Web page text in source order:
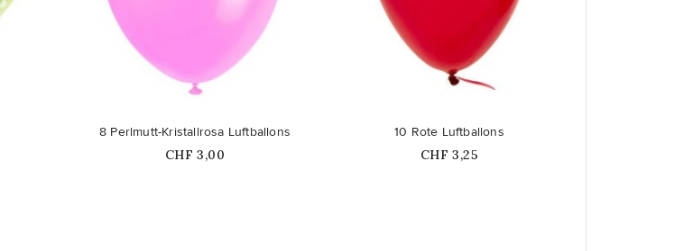
8 Perlmutt-Kristallrosa Luftballons
Price
CHF 3,00
10 Rote Luftballons
Price
CHF 3,25